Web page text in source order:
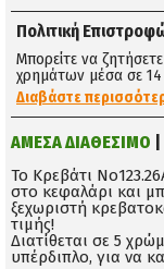
Πολιτική
Μπορείτε να
χρημάτων μέσα σε
Διαβάστε
ΑΜΕΣΑ ΔΙΑΘΕΣΙΜΟ
Το Κρεβάτι
στο κεφαλάρι και
ξεχωριστή
τιμής!
Διατίθεται σε 5
υπέρδιπλο, για να